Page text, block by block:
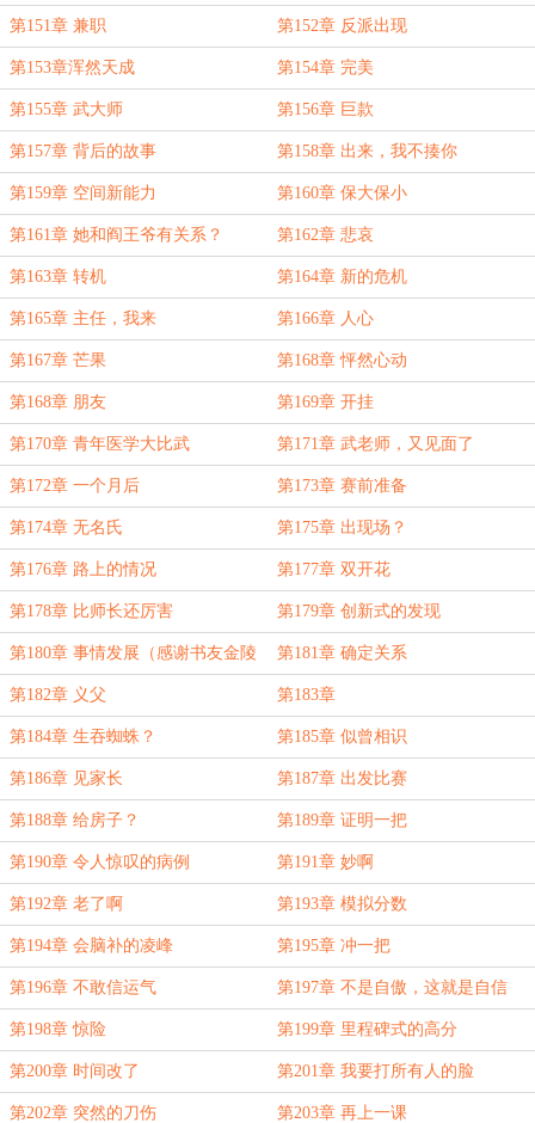
第151章 兼职 第152章 反派出现
第153章浑然天成 第154章 完美
第155章 武大师 第156章 巨款
第157章 背后的故事 第158章 出来，我不揍你
第159章 空间新能力 第160章 保大保小
第161章 她和阎王爷有关系？ 第162章 悲哀
第163章 转机 第164章 新的危机
第165章 主任，我来 第166章 人心
第167章 芒果 第168章 怦然心动
第168章 朋友 第169章 开挂
第170章 青年医学大比武 第171章 武老师，又见面了
第172章 一个月后 第173章 赛前准备
第174章 无名氏 第175章 出现场？
第176章 路上的情况 第177章 双开花
第178章 比师长还厉害 第179章 创新式的发现
第180章 事情发展（感谢书友金陵
勇者升级舵主）
第181章 确定关系
第182章 义父 第183章
第184章 生吞蜘蛛？ 第185章 似曾相识
第186章 见家长 第187章 出发比赛
第188章 给房子？ 第189章 证明一把
第190章 令人惊叹的病例 第191章 妙啊
第192章 老了啊 第193章 模拟分数
第194章 会脑补的凌峰 第195章 冲一把
第196章 不敢信运气 第197章 不是自傲，这就是自信
第198章 惊险 第199章 里程碑式的高分
第200章 时间改了 第201章 我要打所有人的脸
第202章 突然的刀伤 第203章 再上一课